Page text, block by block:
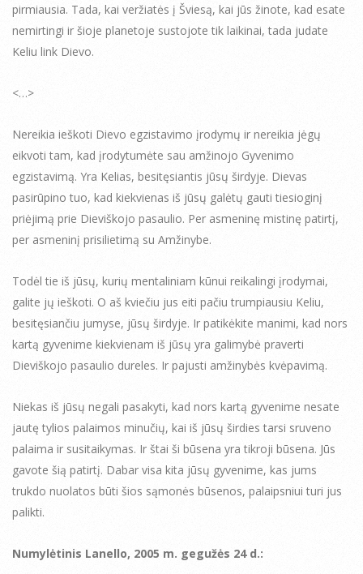
pirmiausia. Tada, kai veržiatės į Šviesą, kai jūs žinote, kad esate
nemirtingi ir šioje planetoje sustojote tik laikinai, tada judate
Keliu link Dievo.
<…>
Nereikia ieškoti Dievo egzistavimo įrodymų ir nereikia jėgų
eikvoti tam, kad įrodytumėte sau amžinojo Gyvenimo
egzistavimą. Yra Kelias, besitęsiantis jūsų širdyje. Dievas
pasirūpino tuo, kad kiekvienas iš jūsų galėtų gauti tiesioginį
priėjimą prie Dieviškojo pasaulio. Per asmeninę mistinę patirtį,
per asmeninį prisilietimą su Amžinybe.
Todėl tie iš jūsų, kurių mentaliniam kūnui reikalingi įrodymai,
galite jų ieškoti. O aš kviečiu jus eiti pačiu trumpiausiu Keliu,
besitęsiančiu jumyse, jūsų širdyje. Ir patikėkite manimi, kad nors
kartą gyvenime kiekvienam iš jūsų yra galimybė praverti
Dieviškojo pasaulio dureles. Ir pajusti amžinybės kvėpavimą.
Niekas iš jūsų negali pasakyti, kad nors kartą gyvenime nesate
jautę tylios palaimos minučių, kai iš jūsų širdies tarsi sruveno
palaima ir susitaikymas. Ir štai ši būsena yra tikroji būsena. Jūs
gavote šią patirtį. Dabar visa kita jūsų gyvenime, kas jums
trukdo nuolatos būti šios sąmonės būsenos, palaipsniui turi jus
palikti.
Numylėtinis Lanello, 2005 m. gegužės 24 d.: